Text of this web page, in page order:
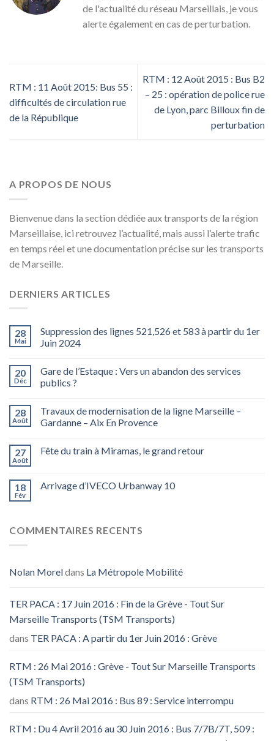
de l'actualité du réseau Marseillais, je vous
alerte également en cas de perturbation.
RTM : 11 Août 2015: Bus 55 :
difficultés de circulation rue
de la République
RTM : 12 Août 2015 : Bus B2
– 25 : opération de police rue
de Lyon, parc Billoux fin de
perturbation
A PROPOS DE NOUS
Bienvenue dans la section dédiée aux transports de la région
Marseillaise, ici retrouvez l’actualité, mais aussi l’alerte trafic
en temps réel et une documentation précise sur les transports
de Marseille.
DERNIERS ARTICLES
28
Mai
Suppression des lignes 521,526 et 583 à partir du 1er
Juin 2024
20
Déc
Gare de l’Estaque : Vers un abandon des services
publics ?
28
Août
Travaux de modernisation de la ligne Marseille –
Gardanne – Aix En Provence
27
Août
Fête du train à Miramas, le grand retour
18
Fév
Arrivage d’IVECO Urbanway 10
COMMENTAIRES RECENTS
Nolan Moreldans La Métropole Mobilité
TER PACA : 17 Juin 2016 : Fin de la Grève - Tout Sur
Marseille Transports (TSM Transports)
dans TER PACA : A partir du 1er Juin 2016 : Grève
RTM : 26 Mai 2016 : Grève - Tout Sur Marseille Transports
(TSM Transports)
dans RTM : 26 Mai 2016 : Bus 89 : Service interrompu
RTM : Du 4 Avril 2016 au 30 Juin 2016 : Bus 7/7B/7T, 509 :